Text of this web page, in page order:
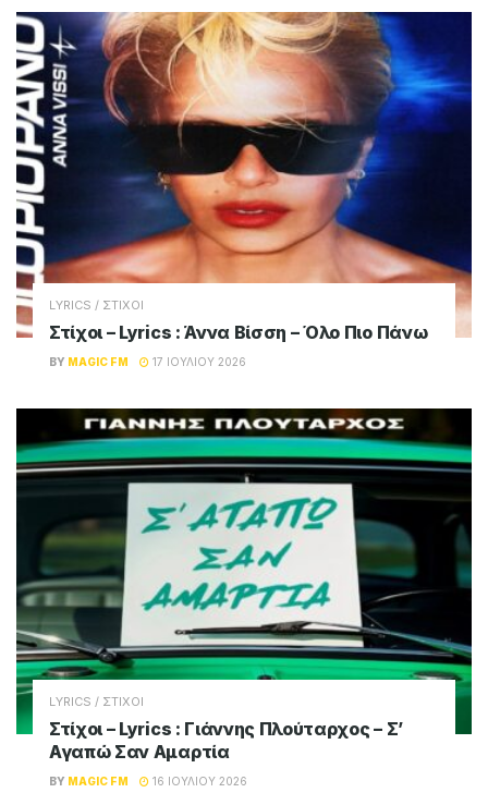
LYRICS / ΣΤΙΧΟΙ
Στίχοι – Lyrics : Άννα Βίσση – Όλο Πιο Πάνω
BY MAGIC FM 17 ΙΟΥΛΊΟΥ 2026
LYRICS / ΣΤΙΧΟΙ
Στίχοι – Lyrics : Γιάννης Πλούταρχος – Σ’
Αγαπώ Σαν Αμαρτία
BY MAGIC FM 16 ΙΟΥΛΊΟΥ 2026